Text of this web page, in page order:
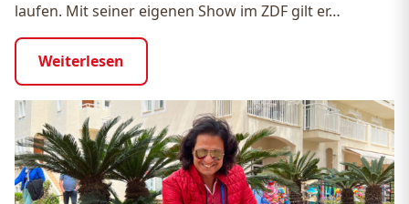
laufen. Mit seiner eigenen Show im ZDF gilt er…
Weiterlesen